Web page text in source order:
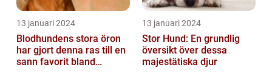
13 januari 2024
Blodhundens stora öron
har gjort denna ras till en
sann favorit bland
13 januari 2024
Stor Hund: En grundlig
översikt över dessa
majestätiska djur